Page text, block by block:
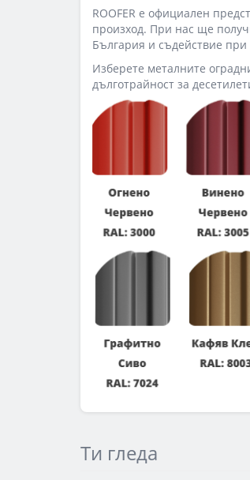
ROOFER е официален
произход. При нас ще
България и съдействие
Изберете металните
дълготрайност за
Ти гледа